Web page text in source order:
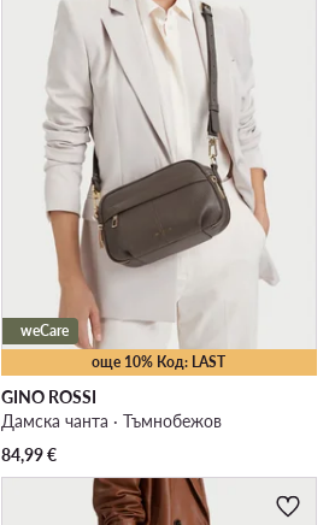
още 10% Код: LAST
weCare
GINO ROSSI
Дамска чанта · Тъмнобежов
84,99€